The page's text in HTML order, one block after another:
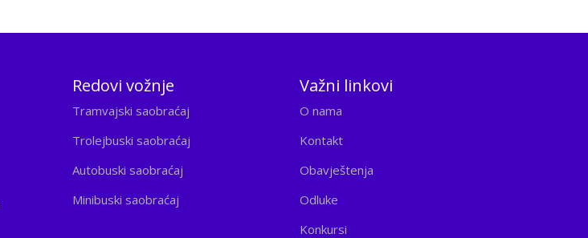
Redovi vožnje
Tramvajski saobraćaj
Trolejbuski saobraćaj
Autobuski saobraćaj
Minibuski saobraćaj
Važni linkovi
O nama
Kontakt
Obavještenja
Odluke
Konkursi